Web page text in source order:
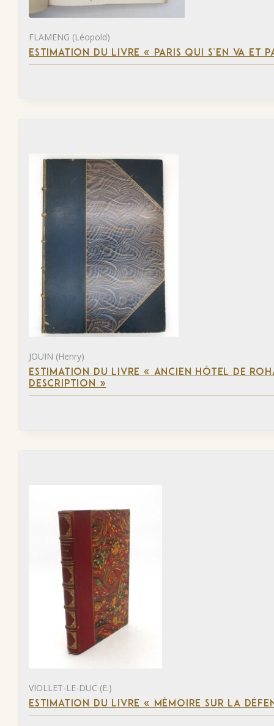
FLAMENG (Léopold)
ESTIMATION DU LIVRE « PARIS QUI S’EN VA ET
JOUIN (Henry)
ESTIMATION DU LIVRE « ANCIEN HÔTEL DE
DESCRIPTION »
VIOLLET-LE-DUC (E.)
ESTIMATION DU LIVRE « MÉMOIRE SUR LA